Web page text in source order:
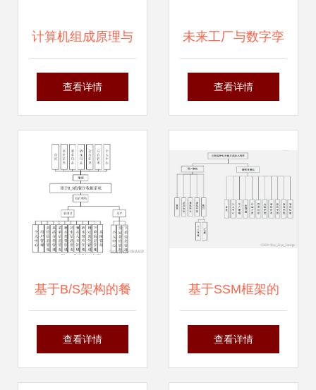
计算机组成原理与
体系结构 构建现代
查看详情
未来工厂与数字孪
生 计算机系统服务
新范式
查看详情
基于B/S架构的餐
厅收银系统设计与
查看详情
基于SSM框架的
MySQL应急救护知
查看详情